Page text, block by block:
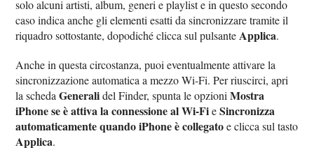
solo alcuni artisti, album, generi e playlist e in questo secondo
caso indica anche gli elementi esatti da sincronizzare tramite il
riquadro sottostante, dopodiché clicca sul pulsante Applica.
Anche in questa circostanza, puoi eventualmente attivare la
sincronizzazione automatica a mezzo Wi-Fi. Per riuscirci, apri
la schedaGeneralidel Finder, spunta le opzioniMostra
iPhone se è attiva la connessione al Wi-FieSincronizza
automaticamente quando iPhone è collegatoe clicca sul tasto
Applica.